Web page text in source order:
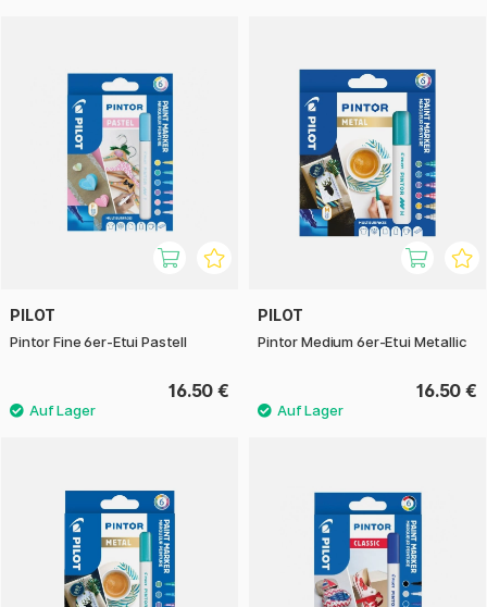
PILOT
Pintor Fine 6er-Etui Pastell
16.50 €
PILOT
Pintor Medium 6er-Etui Metallic
16.50 €